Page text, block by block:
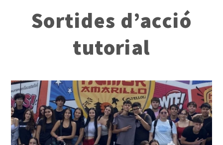
Sortides d’acció
tutorial